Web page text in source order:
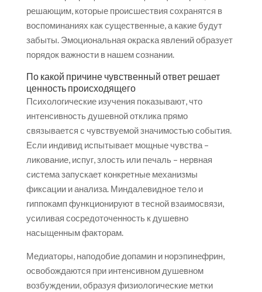
решающим, которые происшествия сохранятся в
воспоминаниях как существенные, а какие будут
забыты. Эмоциональная окраска явлений образует
порядок важности в нашем сознании.
По какой причине чувственный ответ решает
ценность происходящего
Психологические изучения показывают, что
интенсивность душевной отклика прямо
связывается с чувствуемой значимостью события.
Если индивид испытывает мощные чувства –
ликование, испуг, злость или печаль – нервная
система запускает конкретные механизмы
фиксации и анализа. Миндалевидное тело и
гиппокамп функционируют в тесной взаимосвязи,
усиливая сосредоточенность к душевно
насыщенным факторам.
Медиаторы, наподобие допамин и норэпинефрин,
освобождаются при интенсивном душевном
возбуждении, образуя физиологические метки